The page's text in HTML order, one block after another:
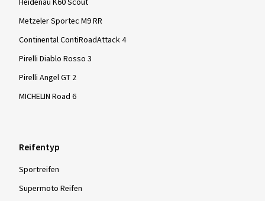
Heidenau K60 Scout
Metzeler Sportec M9 RR
Continental ContiRoadAttack 4
Pirelli Diablo Rosso 3
Pirelli Angel GT 2
MICHELIN Road 6
Reifentyp
Sportreifen
Supermoto Reifen